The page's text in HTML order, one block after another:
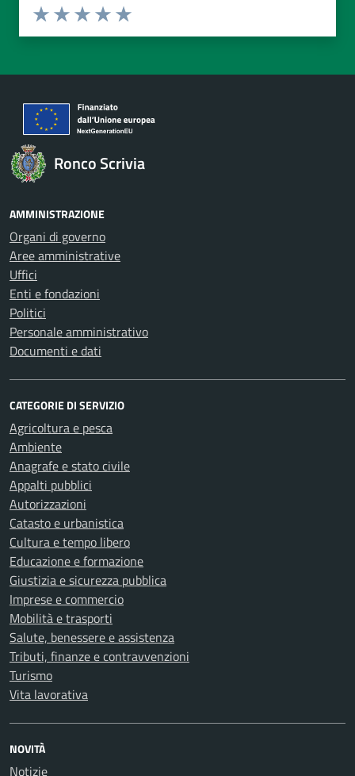
Valuta da 1 a 5 stelle la pagina
Valuta 5 stelle su 5
Valuta 4 stelle su 5
Valuta 3 stelle su 5
Valuta 2 stelle su 5
Valuta 1 stelle su 5
Ronco Scrivia
AMMINISTRAZIONE
Organi di governo
Aree amministrative
Uffici
Enti e fondazioni
Politici
Personale amministrativo
Documenti e dati
CATEGORIE DI SERVIZIO
Agricoltura e pesca
Ambiente
Anagrafe e stato civile
Appalti pubblici
Autorizzazioni
Catasto e urbanistica
Cultura e tempo libero
Educazione e formazione
Giustizia e sicurezza pubblica
Imprese e commercio
Mobilità e trasporti
Salute, benessere e assistenza
Tributi, finanze e contravvenzioni
Turismo
Vita lavorativa
NOVITÀ
Notizie